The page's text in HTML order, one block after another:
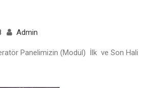
Admin
Panelimizin (Modül) İlk ve Son Hali